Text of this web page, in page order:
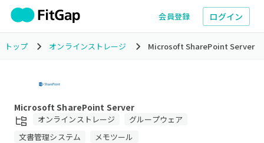
会員登録 ログイン
トップ オンラインストレージ Microsoft SharePoint Server
Microsoft SharePoint Server
オンラインストレージ
グループウェア
文書管理システム
メモツール